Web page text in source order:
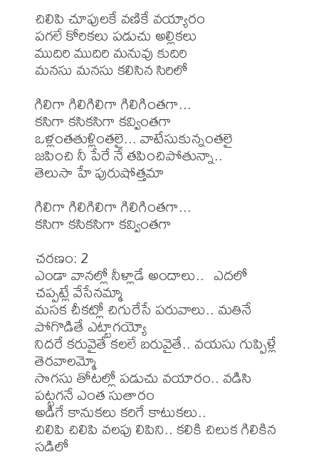
చిలిపి చూపులకే వణికే వయ్యారం
పగలే కోరికలు పడుచు అల్లికలు
ముదిరి ముదిరి మనువు కుదిరి
మనసు మనసు కలిసిన సిరిలో
గిలిగా గిలిగిలిగా గిలిగింతగా...
కసిగా కసికసిగా కవ్వింతగా
ఒళ్లంతతుళ్లింతలై... వాటేసుకున్నంతలై
జపించి నీ పేరే నే తపించిపోతున్నా..
తెలుసా హే పురుషోత్తమా
గిలిగా గిలిగిలిగా గిలిగింతగా...
కసిగా కసికసిగా కవ్వింతగా
చరణం: 2
ఎండా వానల్లో నీళ్లాడే అందాలు..  ఎదలో
చప్పట్లే వేసేనమ్మా
మసక చీకట్లో చిగురేసే పరువాలు.. మతినే
పోగొడితే ఎట్టాగయ్యో
నిదరే కరువైతే కలలే బరువైతే.. వయసు గుప్పిళ్లే
తెరవాలమ్మో
సొగసు తోటల్లో పడుచు వయారం.. వడిసి
పట్టగనే ఎంత సుతారం
అడిగే కానుకలు కరిగే కాటుకలు..
చిలిపి చిలిపి వలపు లిపిని.. కలికి చిలుక గిలికిన
సడిలో